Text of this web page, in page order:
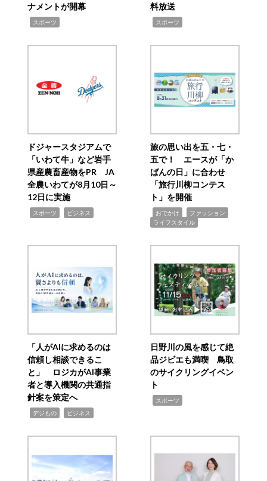
ナメントが開幕
スポーツ
料放送
スポーツ
ドジャースタジアムで
「いわて牛」など岩手
県産農畜産物をPR JA
全農いわてが8月10日～
12日に実施
スポーツ ビジネス
旅の思い出を五・七・
五で！ エースが「か
ばんの日」に合わせ
「旅行川柳コンテス
ト」を開催
おでかけ ファッション
ライフスタイル
「人がAIに求めるのは
信頼し相談できるこ
と」 ロジカがAI事業
者と導入機関の共通指
針案を策定へ
デジもの ビジネス
日野川の風を感じて絶
品ジビエも満喫 鳥取
のサイクリングイベン
ト
スポーツ